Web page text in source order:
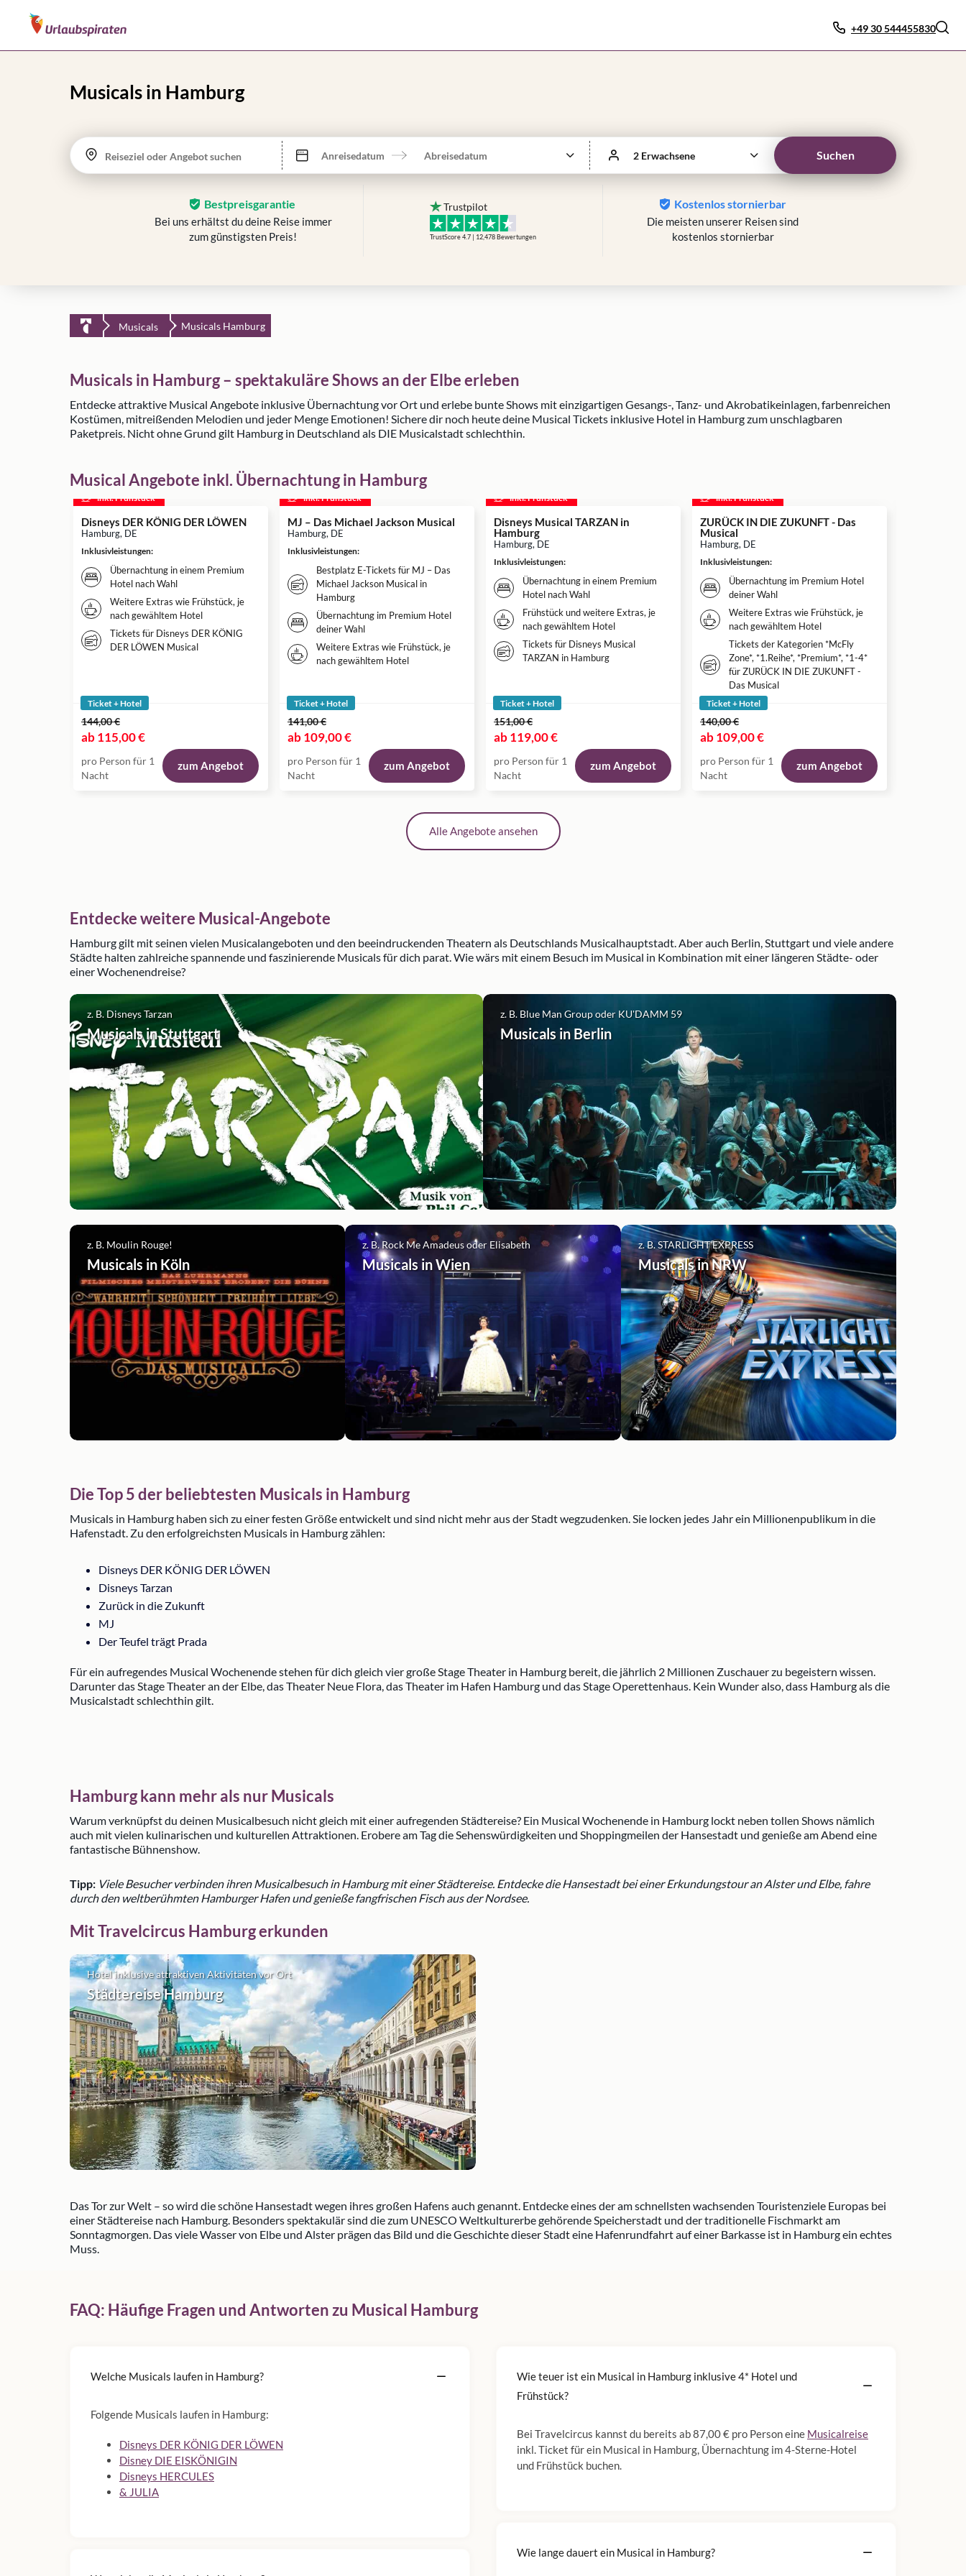
+49 30 544455830
Musicals in Hamburg
Reiseziel oder Angebot suchen Anreisedatum Abreisedatum 2 Erwachsene Suchen
Bestpreisgarantie
Bei uns erhältst du deine Reise immer
zum günstigsten Preis!
Trustpilot
TrustScore 4.7 | 12,478Bewertungen
Kostenlos stornierbar
Die meisten unserer Reisen sind
kostenlos stornierbar
Musicals Musicals Hamburg
Musicals in Hamburg – spektakuläre Shows an der Elbe erleben
Entdecke attraktive Musical Angebote inklusive Übernachtung vor Ort und erlebe bunte Shows mit einzigartigen Gesangs-, Tanz- und Akrobatikeinlagen, farbenreichen
Kostümen, mitreißenden Melodien und jeder Menge Emotionen! Sichere dir noch heute deine Musical Tickets inklusive Hotel in Hamburg zum unschlagbaren
Paketpreis. Nicht ohne Grund gilt Hamburg in Deutschland als DIE Musicalstadt schlechthin.
Musical Angebote inkl. Übernachtung in Hamburg
inkl. Frühstück
Disneys DER KÖNIG DER LÖWEN
Hamburg, DE
Inklusivleistungen:
Übernachtung in einem Premium
Hotel nach Wahl
Weitere Extras wie Frühstück, je
nach gewähltem Hotel
Tickets für Disneys DER KÖNIG
DER LÖWEN Musical
Ticket + Hotel
144,00 €
ab115,00 €
pro Person für 1
Nacht
zum Angebot
inkl. Frühstück
MJ – Das Michael Jackson Musical
Hamburg, DE
Inklusivleistungen:
Bestplatz E-Tickets für MJ – Das
Michael Jackson Musical in
Hamburg
Übernachtung im Premium Hotel
deiner Wahl
Weitere Extras wie Frühstück, je
nach gewähltem Hotel
Ticket + Hotel
141,00 €
ab109,00 €
pro Person für 1
Nacht
zum Angebot
inkl. Frühstück
Disneys Musical TARZAN in
Hamburg
Hamburg, DE
Inklusivleistungen:
Übernachtung in einem Premium
Hotel nach Wahl
Frühstück und weitere Extras, je
nach gewähltem Hotel
Tickets für Disneys Musical
TARZAN in Hamburg
Ticket + Hotel
151,00 €
ab119,00 €
pro Person für 1
Nacht
zum Angebot
inkl. Frühstück
ZURÜCK IN DIE ZUKUNFT - Das
Musical
Hamburg, DE
Inklusivleistungen:
Übernachtung im Premium Hotel
deiner Wahl
Weitere Extras wie Frühstück, je
nach gewähltem Hotel
Tickets der Kategorien *McFly
Zone*, *1.Reihe*, *Premium*, *1-4*
für ZURÜCK IN DIE ZUKUNFT -
Das Musical
Ticket + Hotel
140,00 €
ab109,00 €
pro Person für 1
Nacht
zum Angebot
Alle Angebote ansehen
Entdecke weitere Musical-Angebote
Hamburg gilt mit seinen vielen Musicalangeboten und den beeindruckenden Theatern als Deutschlands Musicalhauptstadt. Aber auch Berlin, Stuttgart und viele andere
Städte halten zahlreiche spannende und faszinierende Musicals für dich parat. Wie wärs mit einem Besuch im Musical in Kombination mit einer längeren Städte- oder
einer Wochenendreise?
z. B. Disneys Tarzan
Musicals in Stuttgart
z. B. Blue Man Group oder KU'DAMM 59
Musicals in Berlin
z. B. Moulin Rouge!
Musicals in Köln
z. B. Rock Me Amadeus oder Elisabeth
Musicals in Wien
z. B. STARLIGHT EXPRESS
Musicals in NRW
Die Top 5 der beliebtesten Musicals in Hamburg
Musicals in Hamburg haben sich zu einer festen Größe entwickelt und sind nicht mehr aus der Stadt wegzudenken. Sie locken jedes Jahr ein Millionenpublikum in die
Hafenstadt. Zu den erfolgreichsten Musicals in Hamburg zählen:
Disneys DER KÖNIG DER LÖWEN
Disneys Tarzan
Zurück in die Zukunft
MJ
Der Teufel trägt Prada
Für ein aufregendes Musical Wochenende stehen für dich gleich vier große Stage Theater in Hamburg bereit, die jährlich 2 Millionen Zuschauer zu begeistern wissen.
Darunter das Stage Theater an der Elbe, das Theater Neue Flora, das Theater im Hafen Hamburg und das Stage Operettenhaus. Kein Wunder also, dass Hamburg als die
Musicalstadt schlechthin gilt.
Hamburg kann mehr als nur Musicals
Warum verknüpfst du deinen Musicalbesuch nicht gleich mit einer aufregenden Städtereise? Ein Musical Wochenende in Hamburg lockt neben tollen Shows nämlich
auch mit vielen kulinarischen und kulturellen Attraktionen. Erobere am Tag die Sehenswürdigkeiten und Shoppingmeilen der Hansestadt und genieße am Abend eine
fantastische Bühnenshow.
Tipp: Viele Besucher verbinden ihren Musicalbesuch in Hamburg mit einer Städtereise. Entdecke die Hansestadt bei einer Erkundungstour an Alster und Elbe, fahre
durch den weltberühmten Hamburger Hafen und genieße fangfrischen Fisch aus der Nordsee.
Mit Travelcircus Hamburg erkunden
Hotel inklusive attraktiven Aktivitäten vor Ort
Städtereise Hamburg
Das Tor zur Welt – so wird die schöne Hansestadt wegen ihres großen Hafens auch genannt. Entdecke eines der am schnellsten wachsenden Touristenziele Europas bei
einer Städtereise nach Hamburg. Besonders spektakulär sind die zum UNESCO Weltkulturerbe gehörende Speicherstadt und der traditionelle Fischmarkt am
Sonntagmorgen. Das viele Wasser von Elbe und Alster prägen das Bild und die Geschichte dieser Stadt eine Hafenrundfahrt auf einer Barkasse ist in Hamburg ein echtes
Muss.
FAQ: Häufige Fragen und Antworten zu Musical Hamburg
Welche Musicals laufen in Hamburg?
Folgende Musicals laufen in Hamburg:
Disneys DER KÖNIG DER LÖWEN
Disney DIE EISKÖNIGIN
Disneys HERCULES
& JULIA
Wie teuer ist ein Musical in Hamburg inklusive 4* Hotel und
Frühstück?
Bei Travelcircus kannst du bereits ab 87,00 € pro Person eine Musicalreise
inkl. Ticket für ein Musical in Hamburg, Übernachtung im 4-Sterne-Hotel
und Frühstück buchen.
Wie lange dauert ein Musical in Hamburg?